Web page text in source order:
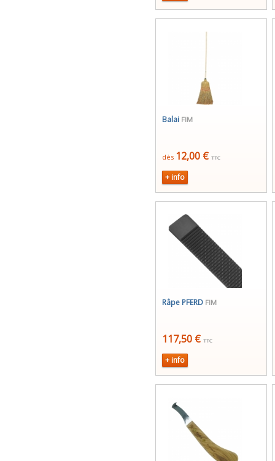
Balai FIM
dès 12,00 € TTC
+ info
Râpe PFERD FIM
117,50 € TTC
+ info